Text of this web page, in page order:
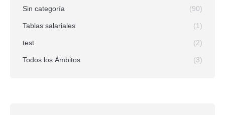
Sin categoría (90)
Tablas salariales (1)
test (2)
Todos los Ámbitos (3)